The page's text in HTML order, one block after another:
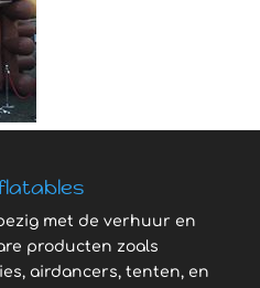
met de verhuur en
producten zoals
airdancers, tenten, en